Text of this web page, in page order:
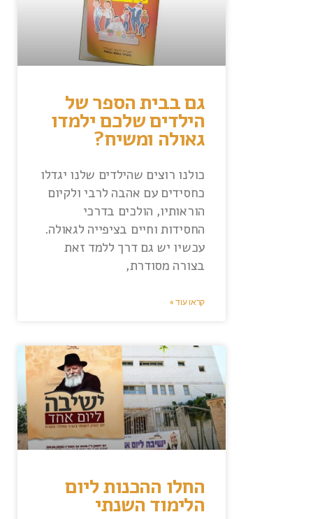
גם בבית הספר של
הילדים שלכם ילמדו
גאולה ומשיח?
כולנו רוצים שהילדים שלנו יגדלו
כחסידים עם אהבה לרבי ולקיום
הוראותיו, הולכים בדרכי
החסידות וחיים בציפייה לגאולה.
עכשיו יש גם דרך ללמד זאת
בצורה מסודרת,
קראו עוד »
החלו ההכנות ליום
הלימוד השנתי